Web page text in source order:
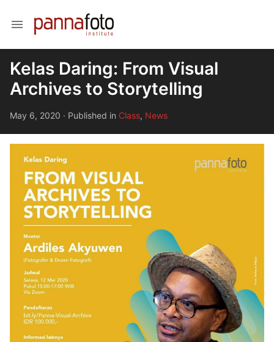
menu
Kelas Daring: From Visual
Archives to Storytelling
May 6, 2020 · Published in Class, News